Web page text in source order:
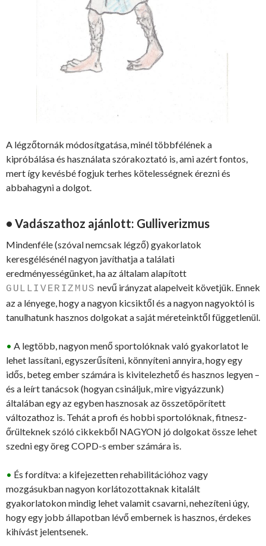
A légzőtornák módosítgatása, minél többfélének a
kipróbálása és használata szórakoztató is, ami azért fontos,
mert így kevésbé fogjuk terhes kötelességnek érezni és
abbahagyni a dolgot.
• Vadászathoz ajánlott: Gulliverizmus
Mindenféle (szóval nemcsak légző) gyakorlatok
keresgélésénél nagyon javíthatja a találati
eredményességünket, ha az általam alapított
GULLIVERIZMUS nevű irányzat alapelveit követjük. Ennek
az a lényege, hogy a nagyon kicsiktől és a nagyon nagyoktól is
tanulhatunk hasznos dolgokat a saját méreteinktől függetlenül.
• A legtöbb, nagyon menő sportolóknak való gyakorlatot le
lehet lassítani, egyszerűsíteni, könnyíteni annyira, hogy egy
idős, beteg ember számára is kivitelezhető és hasznos legyen –
és a leírt tanácsok (hogyan csináljuk, mire vigyázzunk)
általában egy az egyben hasznosak az összetöpörített
változathoz is. Tehát a profi és hobbi sportolóknak, fitnesz-
őrülteknek szóló cikkekből NAGYON jó dolgokat össze lehet
szedni egy öreg COPD-s ember számára is.
• És fordítva: a kifejezetten rehabilitációhoz vagy
mozgásukban nagyon korlátozottaknak kitalált
gyakorlatokon mindig lehet valamit csavarni, nehezíteni úgy,
hogy egy jobb állapotban lévő embernek is hasznos, érdekes
kihívást jelentsenek.